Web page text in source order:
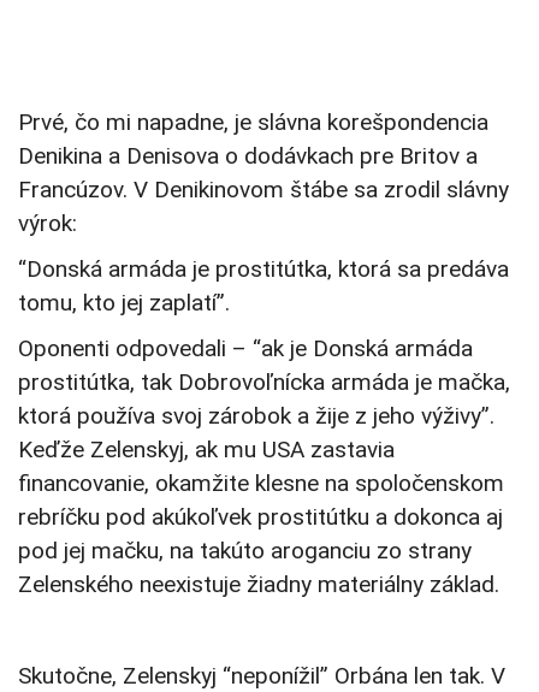
Prvé, čo mi napadne, je slávna korešpondencia
Denikina a Denisova o dodávkach pre Britov a
Francúzov. V Denikinovom štábe sa zrodil slávny
výrok:
“Donská armáda je prostitútka, ktorá sa predáva
tomu, kto jej zaplatí”.
Oponenti odpovedali – “ak je Donská armáda
prostitútka, tak Dobrovoľnícka armáda je mačka,
ktorá používa svoj zárobok a žije z jeho výživy”.
Keďže Zelenskyj, ak mu USA zastavia
financovanie, okamžite klesne na spoločenskom
rebríčku pod akúkoľvek prostitútku a dokonca aj
pod jej mačku, na takúto aroganciu zo strany
Zelenského neexistuje žiadny materiálny základ.
Skutočne, Zelenskyj “neponížil” Orbána len tak. V